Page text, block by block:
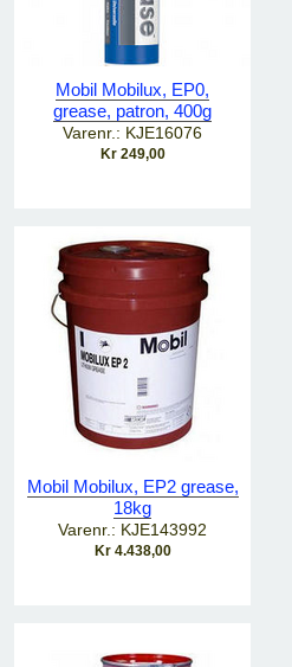
Mobil Mobilux, EP0,
grease, patron, 400g
Varenr.: KJE16076
Kr 249,00
Mobil Mobilux, EP2 grease,
18kg
Varenr.: KJE143992
Kr 4.438,00